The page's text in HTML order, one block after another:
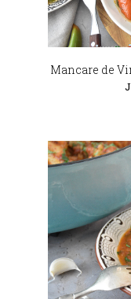
Mancare de